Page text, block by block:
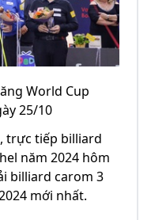
World Cup
25/10
trực tiếp billiard
năm 2024 hôm
billiard carom 3
mới nhất.